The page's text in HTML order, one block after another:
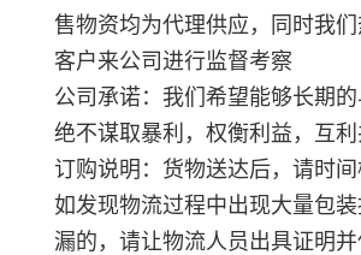
售物资均为代理供应，同时我
客户来公司进行监督考察
公司承诺：我们希望能够长期的
绝不谋取暴利，权衡利益，互利
订购说明：货物送达后，请时间
如发现物流过程中出现大量包
漏的，请让物流人员出具证明